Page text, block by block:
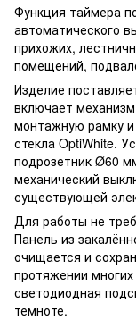
Функция таймера
автоматического
прихожих,
помещений,
Изделие
включает
монтажную рамку и
стекла OptiWhite.
подрозетник Ø60
механический
существующей
Для работы не
Панель из
очищается и
протяжении
светодиодная
темноте.